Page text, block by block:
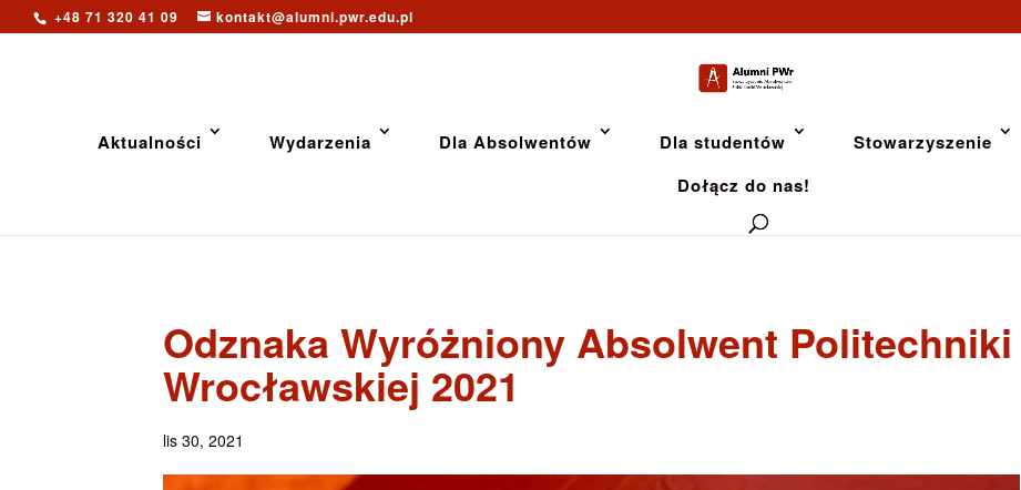
+48 71 320 41 09 kontakt@alumni.pwr.edu.pl
Aktualności Wydarzenia Dla Absolwentów Dla studentów Stowarzyszenie
Dołącz do nas!
Odznaka Wyróżniony Absolwent Politechniki
Wrocławskiej 2021
lis 30, 2021